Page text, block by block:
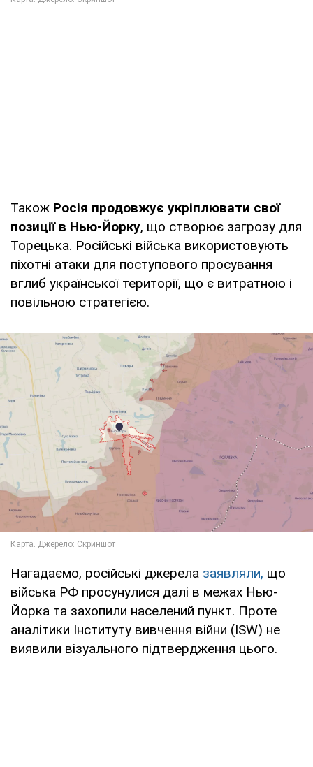
Також Росія продовжує укріплювати свої
позиції в Нью-Йорку, що створює загрозу для
Торецька. Російські війська використовують
піхотні атаки для поступового просування
вглиб української території, що є витратною і
повільною стратегією.
Нагадаємо, російські джерела заявляли, що
війська РФ просунулися далі в межах Нью-
Йорка та захопили населений пункт. Проте
аналітики Інституту вивчення війни (ISW) не
виявили візуального підтвердження цього.